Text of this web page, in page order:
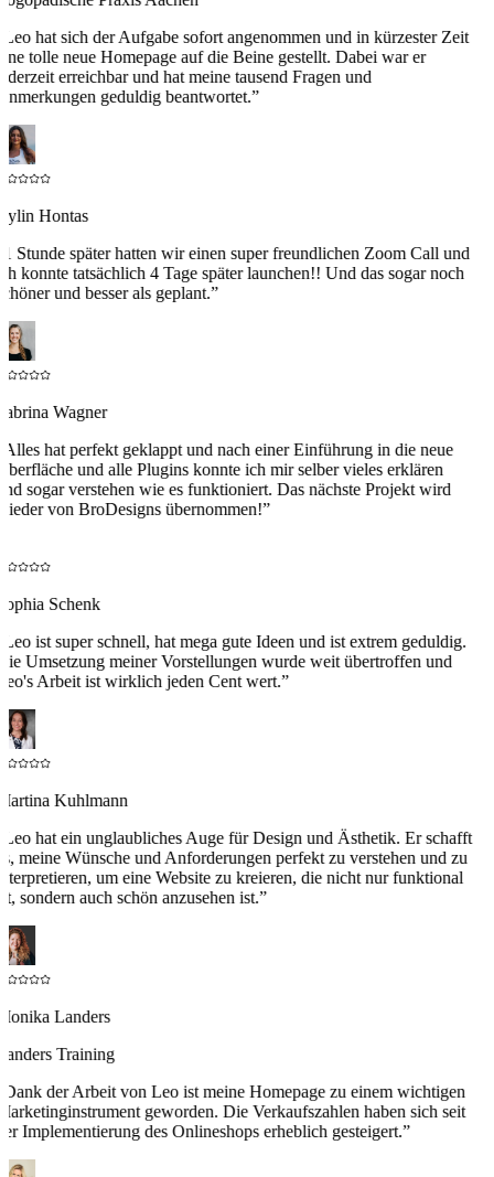
Leo hat sich der Aufgabe sofort angenommen und in kürzester Zeit
tolle neue Homepage auf die Beine gestellt. Dabei war er
erreichbar und hat meine tausend Fragen und
geduldig beantwortet.”
Hontas
1 Stunde später hatten wir einen super freundlichen Zoom Call und
konnte tatsächlich 4 Tage später launchen!! Und das sogar noch
und besser als geplant.”
Wagner
Alles hat perfekt geklappt und nach einer Einführung in die neue
und alle Plugins konnte ich mir selber vieles erklären
sogar verstehen wie es funktioniert. Das nächste Projekt wird
von BroDesigns übernommen!”
Schenk
Leo ist super schnell, hat mega gute Ideen und ist extrem geduldig.
Umsetzung meiner Vorstellungen wurde weit übertroffen und
Arbeit ist wirklich jeden Cent wert.”
Kuhlmann
Leo hat ein unglaubliches Auge für Design und Ästhetik. Er schafft
meine Wünsche und Anforderungen perfekt zu verstehen und zu
um eine Website zu kreieren, die nicht nur funktional
sondern auch schön anzusehen ist.”
Landers
Training
Dank der Arbeit von Leo ist meine Homepage zu einem wichtigen
geworden. Die Verkaufszahlen haben sich seit
Implementierung des Onlineshops erheblich gesteigert.”